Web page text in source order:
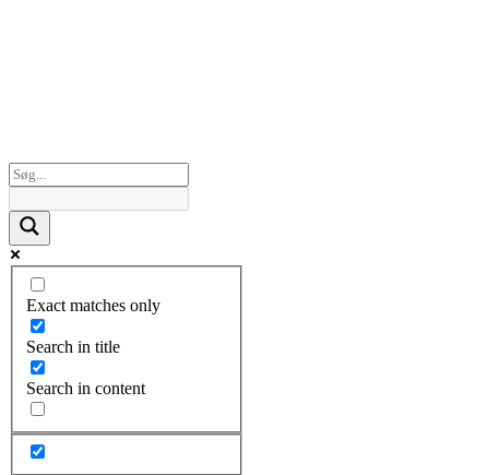
Exact matches only
Search in title
Search in content